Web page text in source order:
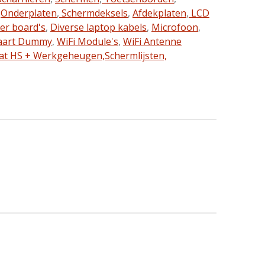
Onderplaten, Schermdeksels, Afdekplaten, LCD
board's, Diverse laptop kabels, Microfoon,
Dummy, WiFi Module's, WiFi Antenne
HS + Werkgeheugen,Schermlijsten,